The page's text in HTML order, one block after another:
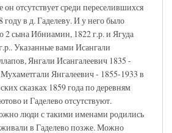
он отсутствует среди переселившихся
году в д. Гаделеву. И у него было
2 сына Ибниамин, 1822 г.р. и Ягуда
Указанные вами Исангали
Янгали Исангалеевич 1835 -
Мухаметгали Янгалеевич - 1855-1933 в
сказках 1859 года по деревням
и Гаделево отсутствуют.
люди с такими именами родились
в Гаделево позже. Можно